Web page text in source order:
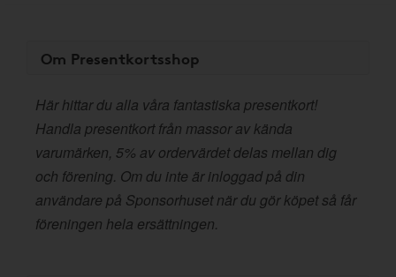
Om Presentkortsshop
Här hittar du alla våra fantastiska presentkort!
Handla presentkort från massor av kända
varumärken, 5% av ordervärdet delas mellan dig
och förening. Om du inte är inloggad på din
användare på Sponsorhuset när du gör köpet så får
föreningen hela ersättningen.